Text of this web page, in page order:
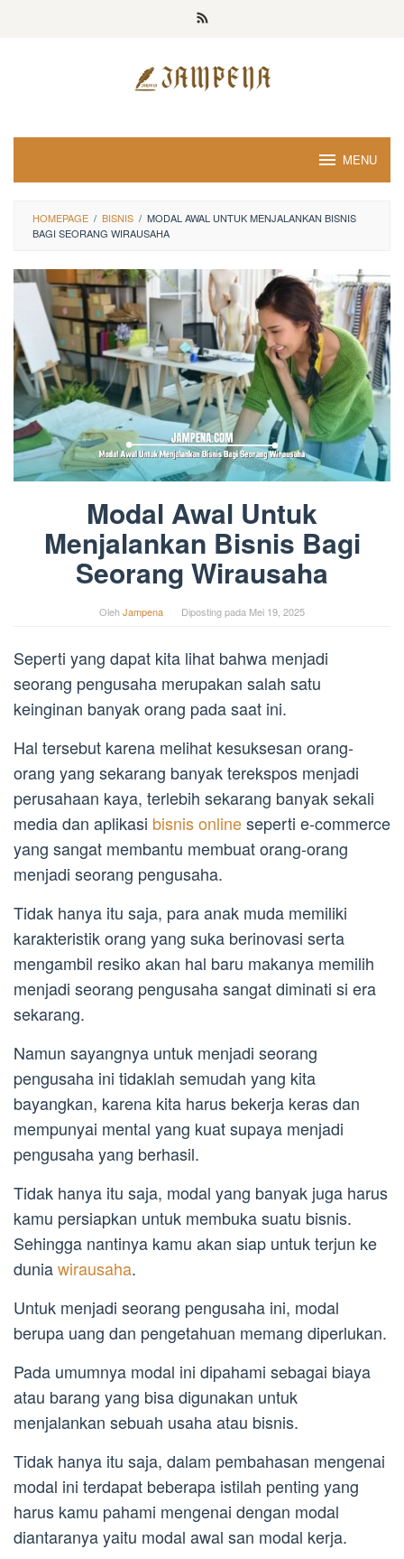
MENU
HOMEPAGE / BISNIS / MODAL AWAL UNTUK MENJALANKAN BISNIS
BAGI SEORANG WIRAUSAHA
Modal Awal Untuk
Menjalankan Bisnis Bagi
Seorang Wirausaha
OlehJampena Diposting pada Mei 19, 2025
Seperti yang dapat kita lihat bahwa menjadi
seorang pengusaha merupakan salah satu
keinginan banyak orang pada saat ini.
Hal tersebut karena melihat kesuksesan orang-
orang yang sekarang banyak terekspos menjadi
perusahaan kaya, terlebih sekarang banyak sekali
media dan aplikasi bisnis onlineseperti e-commerce
yang sangat membantu membuat orang-orang
menjadi seorang pengusaha.
Tidak hanya itu saja, para anak muda memiliki
karakteristik orang yang suka berinovasi serta
mengambil resiko akan hal baru makanya memilih
menjadi seorang pengusaha sangat diminati si era
sekarang.
Namun sayangnya untuk menjadi seorang
pengusaha ini tidaklah semudah yang kita
bayangkan, karena kita harus bekerja keras dan
mempunyai mental yang kuat supaya menjadi
pengusaha yang berhasil.
Tidak hanya itu saja, modal yang banyak juga harus
kamu persiapkan untuk membuka suatu bisnis.
Sehingga nantinya kamu akan siap untuk terjun ke
duniawirausaha.
Untuk menjadi seorang pengusaha ini, modal
berupa uang dan pengetahuan memang diperlukan.
Pada umumnya modal ini dipahami sebagai biaya
atau barang yang bisa digunakan untuk
menjalankan sebuah usaha atau bisnis.
Tidak hanya itu saja, dalam pembahasan mengenai
modal ini terdapat beberapa istilah penting yang
harus kamu pahami mengenai dengan modal
diantaranya yaitu modal awal san modal kerja.